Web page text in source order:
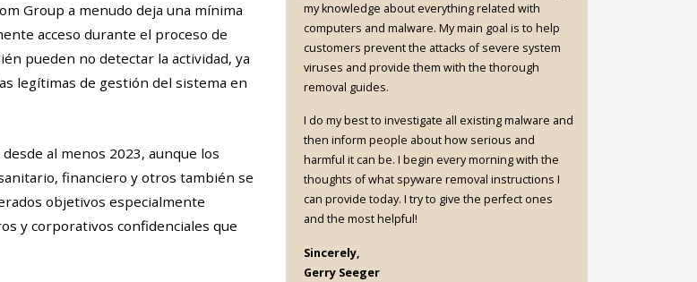
Group a menudo deja una mínima
acceso durante el proceso de
pueden no detectar la actividad, ya
legítimas de gestión del sistema en
al menos 2023, aunque los
financiero y otros también se
objetivos especialmente
y corporativos confidenciales que
my knowledge about everything related with
computers and malware. My main goal is to help
customers prevent the attacks of severe system
viruses and provide them with the thorough
removal guides.
I do my best to investigate all existing malware and
then inform people about how serious and
harmful it can be. I begin every morning with the
thoughts of what spyware removal instructions I
can provide today. I try to give the perfect ones
and the most helpful!
Sincerely,
Gerry Seeger